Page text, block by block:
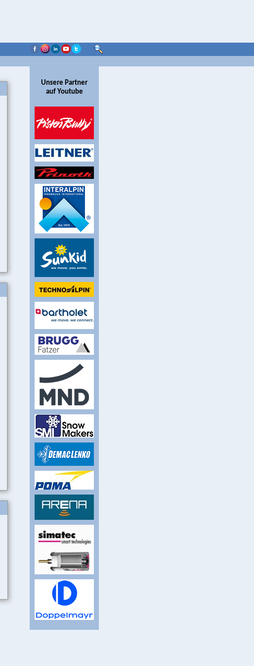
Unsere Partner
auf Youtube